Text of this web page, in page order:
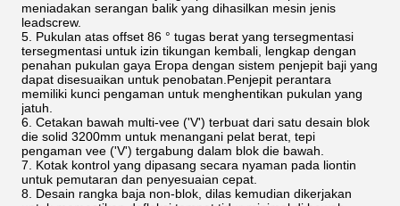
meniadakan serangan balik yang dihasilkan mesin jenis
leadscrew.
5. Pukulan atas offset 86 ° tugas berat yang tersegmentasi
tersegmentasi untuk izin tikungan kembali, lengkap dengan
penahan pukulan gaya Eropa dengan sistem penjepit baji yang
dapat disesuaikan untuk penobatan.Penjepit perantara
memiliki kunci pengaman untuk menghentikan pukulan yang
jatuh.
6. Cetakan bawah multi-vee ('V') terbuat dari satu desain blok
die solid 3200mm untuk menangani pelat berat, tepi
pengaman vee ('V') tergabung dalam blok die bawah.
7. Kotak kontrol yang dipasang secara nyaman pada liontin
untuk pemutaran dan penyesuaian cepat.
8. Desain rangka baja non-blok, dilas kemudian dikerjakan